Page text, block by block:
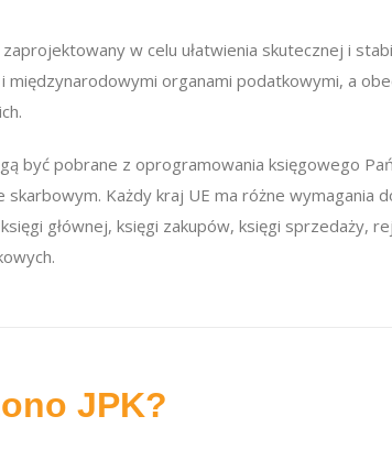
w celu ułatwienia skutecznej i
organami podatkowymi, a
być pobrane z oprogramowania księgowego
Każdy kraj UE ma różne wymagania
głównej, księgi zakupów, księgi sprzedaży,
JPK?